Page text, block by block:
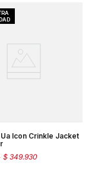
Icon Crinkle Jacket
$ 349.930